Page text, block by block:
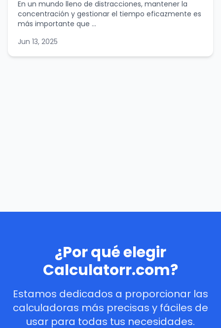
En un mundo lleno de distracciones, mantener la
concentración y gestionar el tiempo eficazmente es
más importante que ...
Jun 13, 2025
¿Por qué elegir
Calculatorr.com?
Estamos dedicados a proporcionar las
calculadoras más precisas y fáciles de
usar para todas tus necesidades.